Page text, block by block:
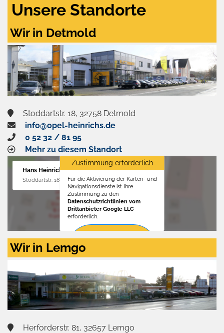
Unsere Standorte
Wir in Detmold
Stoddartstr. 18, 32758 Detmold
info@opel-heinrichs.de
0 52 32 / 81 95
Mehr zu diesem Standort
Hans Heinrichs GmbH
Stoddartstr. 18, 32758 Detmold
Zustimmung erforderlich
Für die Aktivierung der Karten- und
Navigationsdienste ist Ihre
Zustimmung zu den
Datenschutzrichtlinien vom
Drittanbieter Google LLC
erforderlich.
Zustimmen
aktivieren
Wir in Lemgo
Herforderstr. 81, 32657 Lemgo